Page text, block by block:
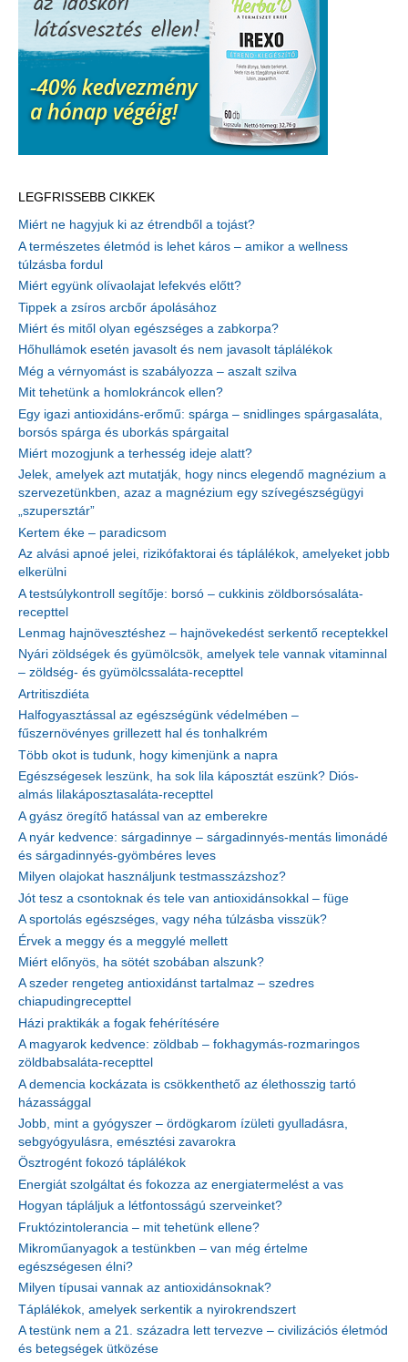
LEGFRISSEBB CIKKEK
Miért ne hagyjuk ki az étrendből a tojást?
A természetes életmód is lehet káros – amikor a wellness
túlzásba fordul
Miért együnk olívaolajat lefekvés előtt?
Tippek a zsíros arcbőr ápolásához
Miért és mitől olyan egészséges a zabkorpa?
Hőhullámok esetén javasolt és nem javasolt táplálékok
Még a vérnyomást is szabályozza – aszalt szilva
Mit tehetünk a homlokráncok ellen?
Egy igazi antioxidáns-erőmű: spárga – snidlinges spárgasaláta,
borsós spárga és uborkás spárgaital
Miért mozogjunk a terhesség ideje alatt?
Jelek, amelyek azt mutatják, hogy nincs elegendő magnézium a
szervezetünkben, azaz a magnézium egy szívegészségügyi
„szupersztár”
Kertem éke – paradicsom
Az alvási apnoé jelei, rizikófaktorai és táplálékok, amelyeket jobb
elkerülni
A testsúlykontroll segítője: borsó – cukkinis zöldborsósaláta-
recepttel
Lenmag hajnövesztéshez – hajnövekedést serkentő receptekkel
Nyári zöldségek és gyümölcsök, amelyek tele vannak vitaminnal
– zöldség- és gyümölcssaláta-recepttel
Artritiszdiéta
Halfogyasztással az egészségünk védelmében –
fűszernövényes grillezett hal és tonhalkrém
Több okot is tudunk, hogy kimenjünk a napra
Egészségesek leszünk, ha sok lila káposztát eszünk? Diós-
almás lilakáposztasaláta-recepttel
A gyász öregítő hatással van az emberekre
A nyár kedvence: sárgadinnye – sárgadinnyés-mentás limonádé
és sárgadinnyés-gyömbéres leves
Milyen olajokat használjunk testmasszázshoz?
Jót tesz a csontoknak és tele van antioxidánsokkal – füge
A sportolás egészséges, vagy néha túlzásba visszük?
Érvek a meggy és a meggylé mellett
Miért előnyös, ha sötét szobában alszunk?
A szeder rengeteg antioxidánst tartalmaz – szedres
chiapudingrecepttel
Házi praktikák a fogak fehérítésére
A magyarok kedvence: zöldbab – fokhagymás-rozmaringos
zöldbabsaláta-recepttel
A demencia kockázata is csökkenthető az élethosszig tartó
házassággal
Jobb, mint a gyógyszer – ördögkarom ízületi gyulladásra,
sebgyógyulásra, emésztési zavarokra
Ösztrogént fokozó táplálékok
Energiát szolgáltat és fokozza az energiatermelést a vas
Hogyan tápláljuk a létfontosságú szerveinket?
Fruktózintolerancia – mit tehetünk ellene?
Mikroműanyagok a testünkben – van még értelme
egészségesen élni?
Milyen típusai vannak az antioxidánsoknak?
Táplálékok, amelyek serkentik a nyirokrendszert
A testünk nem a 21. századra lett tervezve – civilizációs életmód
és betegségek ütközése